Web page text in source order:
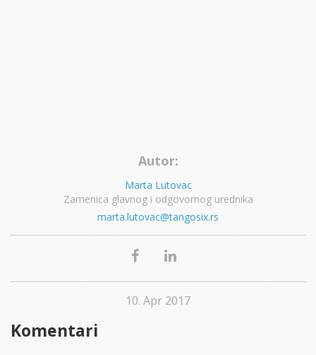
Autor:
Marta Lutovac
Zamenica glavnog i odgovornog urednika
marta.lutovac@tangosix.rs
10. Apr 2017
Komentari